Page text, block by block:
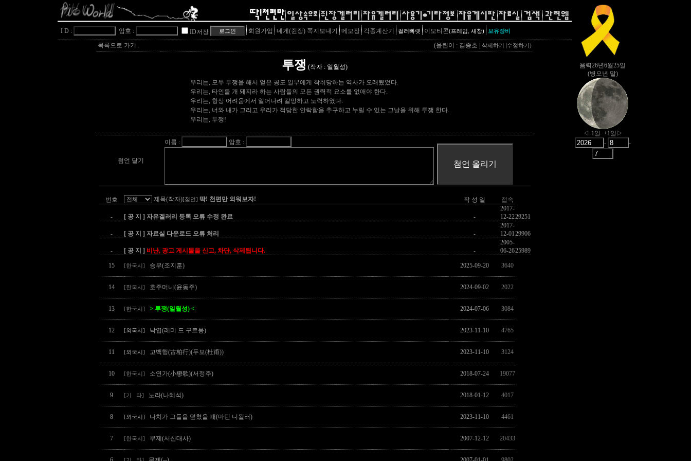
I D : 암호 : ID저장 회원가입 네게(쥔장) 쪽지보내기 메모장 각종계산기 컬러빠렛 이모티콘(프레임, 새창) 보유장비
목록으로 가기.. (올린이 : 김종호 | 삭제하기 수정하기)
투쟁 (작자 : 일월성)
우리는, 모두 투쟁을 해서 얻은 공도 일부에게 착취당하는 역사가 오래됬었다.
우리는, 타인을 개 돼지라 하는 사람들의 모든 권력적 요소를 없애야 한다.
우리는, 항상 어려움에서 일어나려 갈망하고 노력하였다.
우리는, 너와 내가 그리고 우리가 적당한 안락함을 추구하고 누릴 수 있는 그날을 위해 투쟁 한다.
우리는, 투쟁!
첨언 달기
이름 : 암호 :
번호 제목(작자)[첨언] 딱! 천편만 외워보자! 작 성 일 접속
- [ 공 지 ] 자유겔러리 등록 오류 수정 완료 -
2017-
12-2229251
- [ 공 지 ] 자료실 다운로드 오류 처리 -
2017-
12-0129906
- [ 공 지 ] 비난, 광고 게시물을 신고, 차단, 삭제됩니다. -
2005-
06-2625989
15 [한국시] 승무(조지훈) 2025-09-20 3640
14 [한국시] 호주머니(윤동주) 2024-09-02 2022
13 [한국시] > 투쟁(일월성) < 2024-07-06 3084
12 [외국시] 낙엽(레미 드 구르몽) 2023-11-10 4765
11 [외국시] 고백행(古柏行)(두보(杜甫)) 2023-11-10 3124
10 [한국시] 소연가(小戀歌)(서정주) 2018-07-24 19077
9 [기 타] 노라(나혜석) 2018-01-12 4017
8 [외국시] 나치가 그들을 덮쳤을 때(마틴 니묄러) 2023-11-10 4461
7 [한국시] 무제(서산대사) 2007-12-12 20433